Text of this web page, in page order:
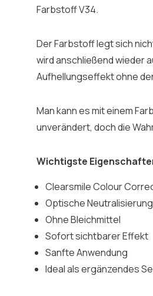
Farbstoff V34.
Der Farbstoff legt sich
wird anschließend wieder
Aufhellungseffekt ohne
Man kann es mit einem
unverändert, doch die
Wichtigste
Clearsmile Colour
Optische
Ohne Bleichmittel
Sofort sichtbarer Effekt
Sanfte Anwendung
Ideal als ergänzendes